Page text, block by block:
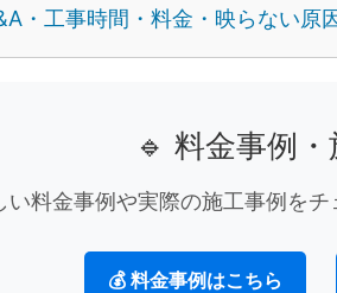
・工事時間・料金・映らない原
🔹 料金事例
い料金事例や実際の施工事例を
💰 料金事例はこちら